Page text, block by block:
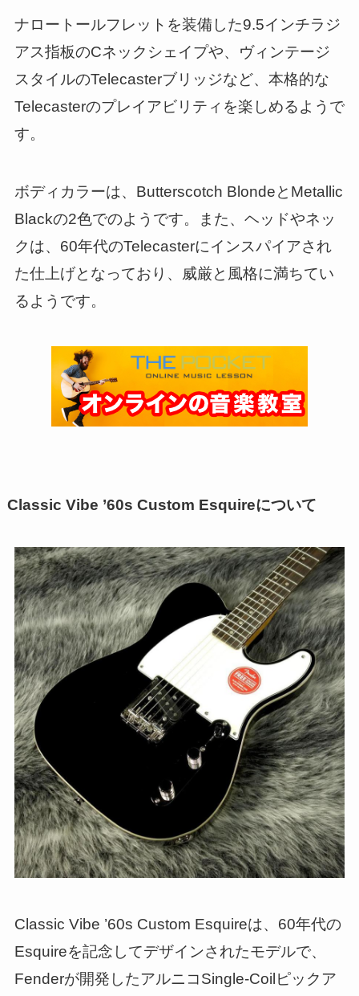
ナロートールフレットを装備した9.5インチラジ
アス指板のCネックシェイプや、ヴィンテージ
スタイルのTelecasterブリッジなど、本格的な
Telecasterのプレイアビリティを楽しめるようで
す。
ボディカラーは、Butterscotch BlondeとMetallic
Blackの2色でのようです。また、ヘッドやネッ
クは、60年代のTelecasterにインスパイアされ
た仕上げとなっており、威厳と風格に満ちてい
るようです。
Classic Vibe ’60s Custom Esquireについて
Classic Vibe ’60s Custom Esquireは、60年代の
Esquireを記念してデザインされたモデルで、
Fenderが開発したアルニコSingle-Coilピックア